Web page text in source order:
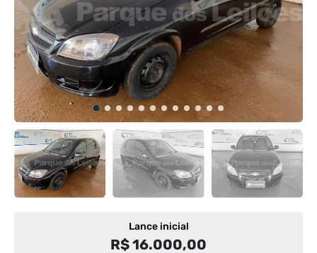
Lance inicial
R$ 16.000,00